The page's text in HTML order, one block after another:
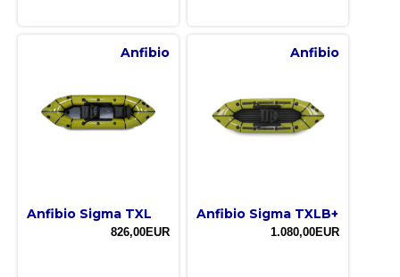
Anfibio
Anfibio Sigma TXL
826,00EUR
Anfibio
Anfibio Sigma TXLB+
1.080,00EUR